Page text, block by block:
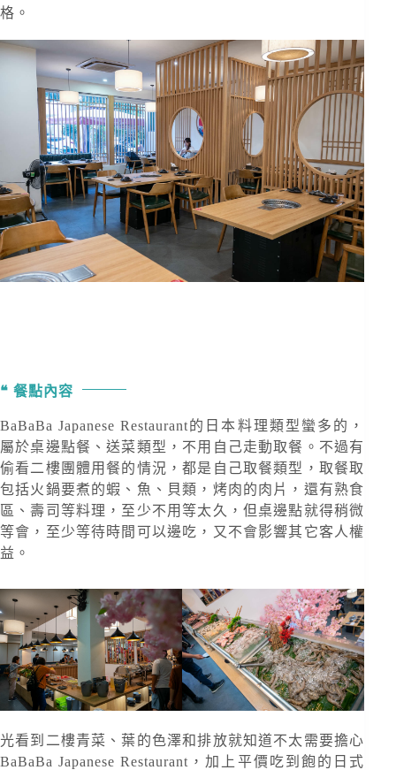
格。
餐點內容
BaBaBa Japanese Restaurant的日本料理類型蠻多的，
屬於桌邊點餐、送菜類型，不用自己走動取餐。不過有
偷看二樓團體用餐的情況，都是自己取餐類型，取餐取
包括火鍋要煮的蝦、魚、貝類，烤肉的肉片，還有熟食
區、壽司等料理，至少不用等太久，但桌邊點就得稍微
等會，至少等待時間可以邊吃，又不會影響其它客人權
益。
光看到二樓青菜、葉的色澤和排放就知道不太需要擔心
BaBaBa Japanese Restaurant，加上平價吃到飽的日式